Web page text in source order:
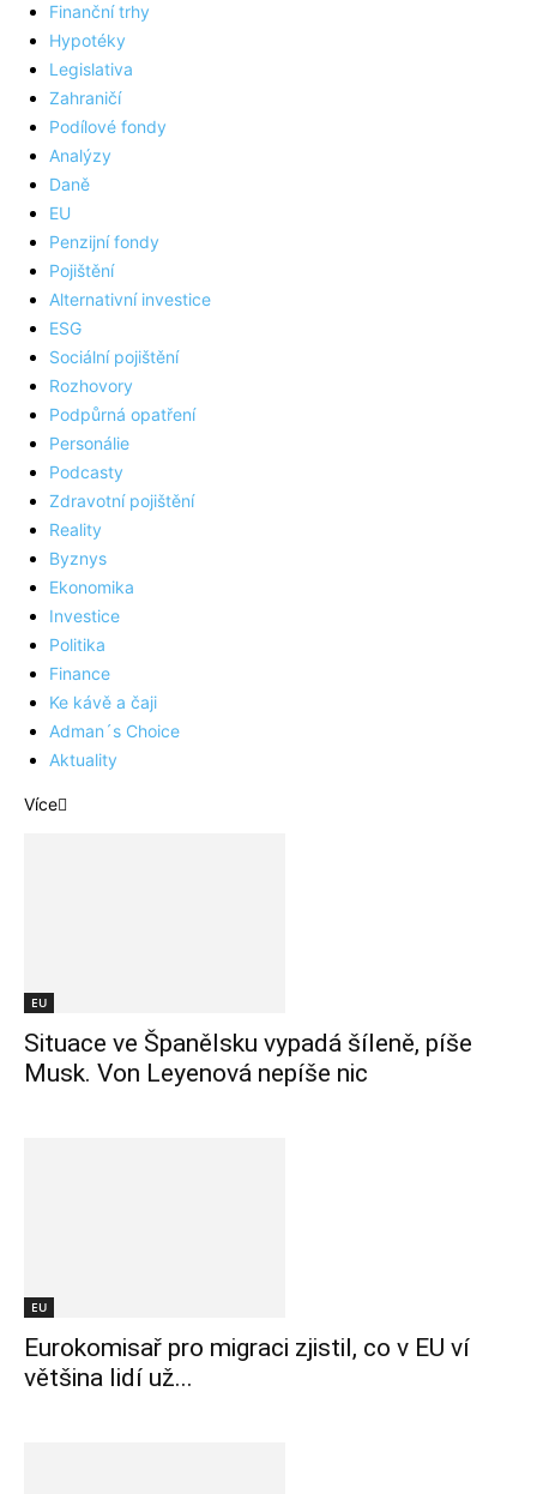
Finanční trhy
Hypotéky
Legislativa
Zahraničí
Podílové fondy
Analýzy
Daně
EU
Penzijní fondy
Pojištění
Alternativní investice
ESG
Sociální pojištění
Rozhovory
Podpůrná opatření
Personálie
Podcasty
Zdravotní pojištění
Reality
Byznys
Ekonomika
Investice
Politika
Finance
Ke kávě a čaji
Adman´s Choice
Aktuality
Více
EU
Situace ve Španělsku vypadá šíleně, píše
Musk. Von Leyenová nepíše nic
EU
Eurokomisař pro migraci zjistil, co v EU ví
většina lidí už...